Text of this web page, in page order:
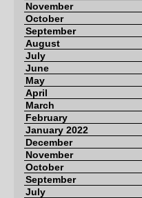
November
October
September
August
July
June
May
April
March
February
January 2022
December
November
October
September
July